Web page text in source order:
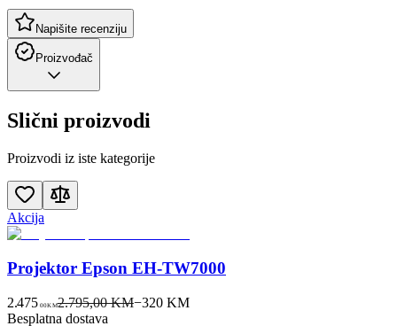
Napišite recenziju
Proizvođač
Slični proizvodi
Proizvodi iz iste kategorije
Akcija
Projektor Epson EH-TW7000
2.475 00KM2.795,00 KM−320KM
Besplatna dostava